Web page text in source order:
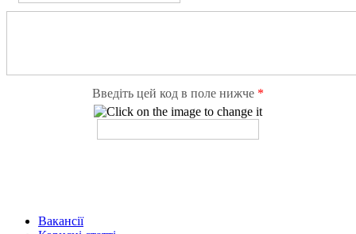
Введіть цей код в поле нижче *
Вакансії